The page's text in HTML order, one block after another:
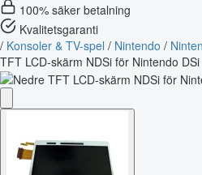
100% säker betalning
Kvalitetsgaranti
/ Konsoler & TV-spel / Nintendo /
TFT LCD-skärm NDSi för Nintendo DSi